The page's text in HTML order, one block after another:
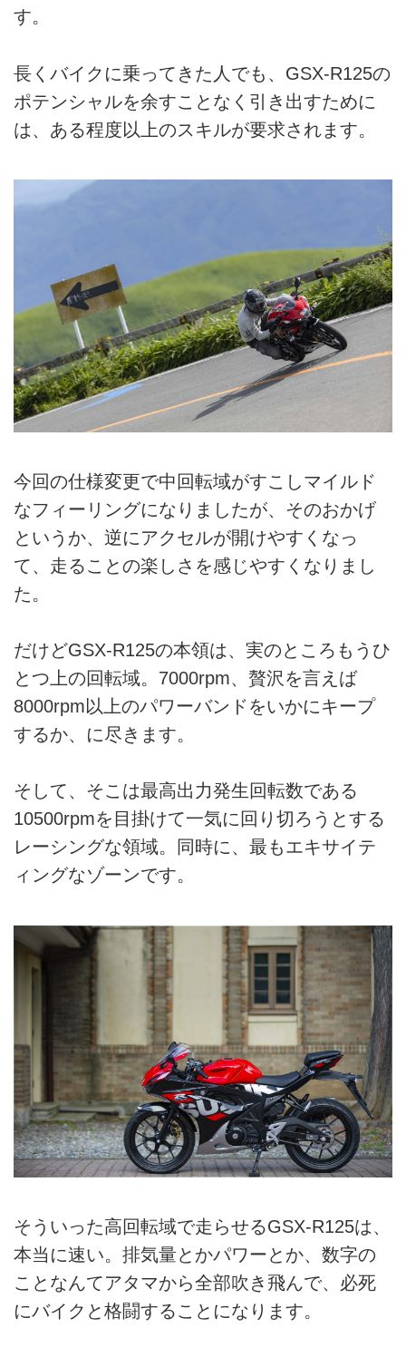
す。
長くバイクに乗ってきた人でも、GSX-R125の
ポテンシャルを余すことなく引き出すために
は、ある程度以上のスキルが要求されます。
今回の仕様変更で中回転域がすこしマイルド
なフィーリングになりましたが、そのおかげ
というか、逆にアクセルが開けやすくなっ
て、走ることの楽しさを感じやすくなりまし
た。
だけどGSX-R125の本領は、実のところもうひ
とつ上の回転域。7000rpm、贅沢を言えば
8000rpm以上のパワーバンドをいかにキープ
するか、に尽きます。
そして、そこは最高出力発生回転数である
10500rpmを目掛けて一気に回り切ろうとする
レーシングな領域。同時に、最もエキサイテ
ィングなゾーンです。
そういった高回転域で走らせるGSX-R125は、
本当に速い。排気量とかパワーとか、数字の
ことなんてアタマから全部吹き飛んで、必死
にバイクと格闘することになります。